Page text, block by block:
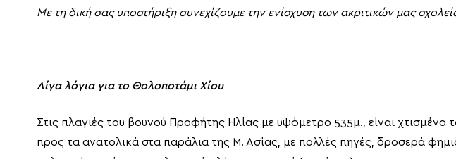
Με τη δική σας υποστήριξη συνεχίζουμε την ενίσχυση των ακριτικών μας
Λίγα λόγια για το Θολοποτάμι Χίου
Στις πλαγιές του βουνού Προφήτης Ηλίας με υψόμετρο 535μ., είναι
προς τα ανατολικά στα παράλια της Μ. Ασίας, με πολλές πηγές, δροσερά